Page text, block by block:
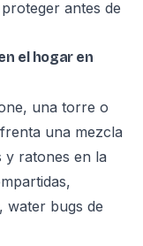
antes de
el hogar en
una torre o
una mezcla
ratones en la
water bugs de